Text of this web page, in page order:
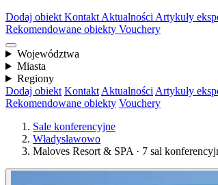
Dodaj obiekt Kontakt Aktualności Artykuły
Rekomendowane obiekty Vouchery
Województwa
Miasta
Regiony
Dodaj obiekt Kontakt Aktualności Artykuły
Rekomendowane obiekty Vouchery
Sale konferencyjne
Władysławowo
Maloves Resort & SPA · 7 sal